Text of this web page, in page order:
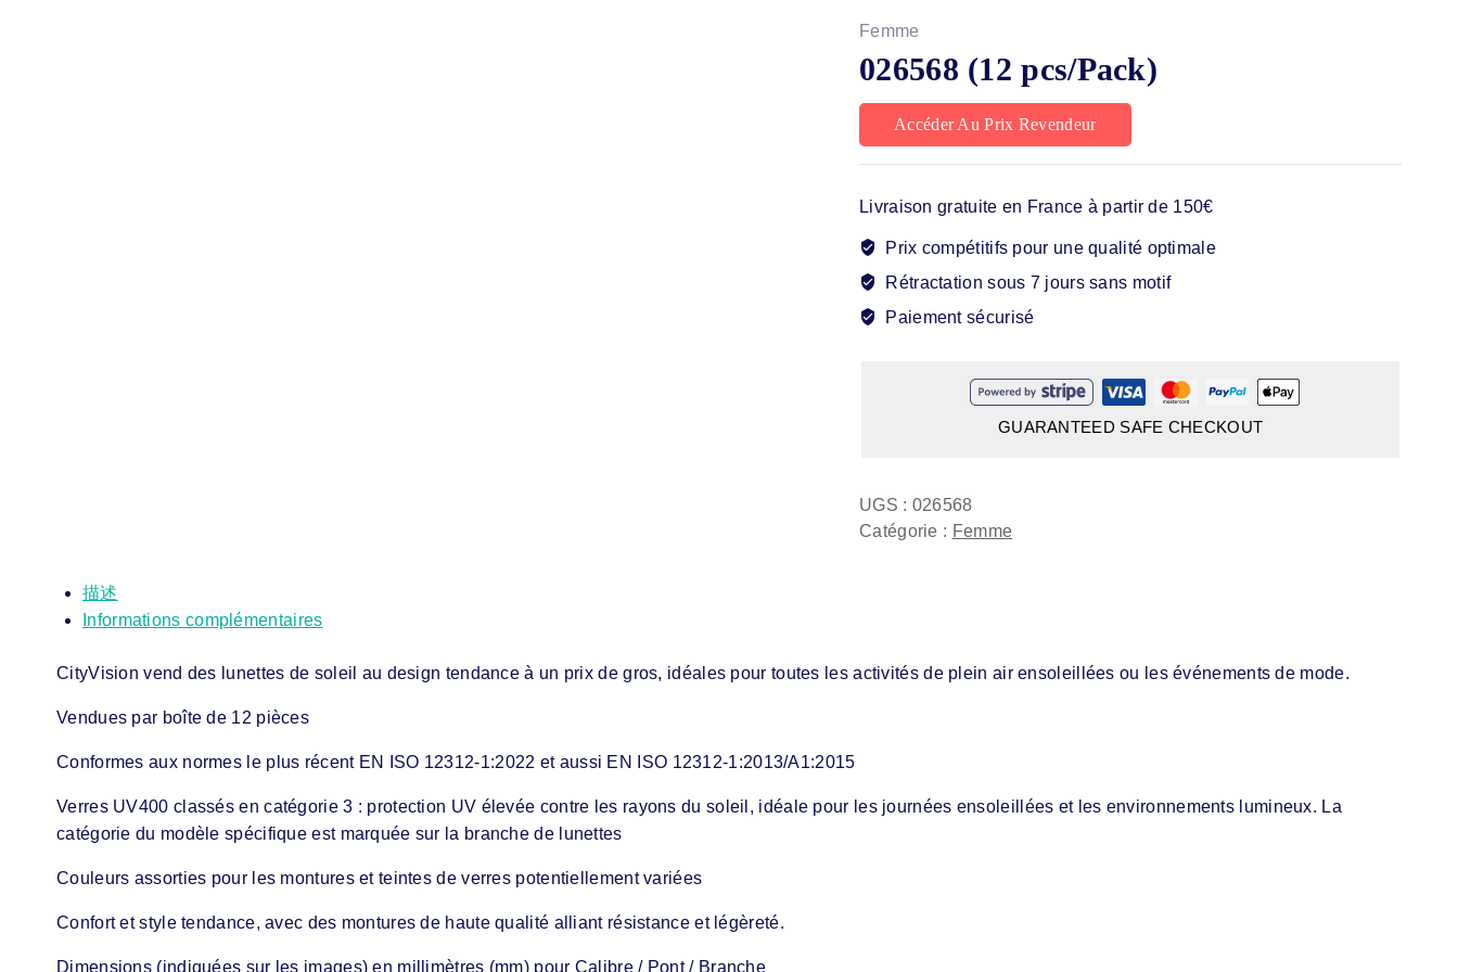
Femme
026568 (12 pcs/Pack)
Accéder Au Prix Revendeur
Livraison gratuite en France à partir de 150€
Prix compétitifs pour une qualité optimale
Rétractation sous 7 jours sans motif
Paiement sécurisé
GUARANTEED SAFE CHECKOUT
UGS : 026568
Catégorie : Femme
描述
Informations complémentaires
CityVision vend des lunettes de soleil au design tendance à un prix de gros, idéales pour toutes les activités de plein air ensoleillées ou les événements de mode.
Vendues par boîte de 12 pièces
Conformes aux normes le plus récent EN ISO 12312-1:2022 et aussi EN ISO 12312-1:2013/A1:2015
Verres UV400 classés en catégorie 3 : protection UV élevée contre les rayons du soleil, idéale pour les journées ensoleillées et les environnements lumineux. La
catégorie du modèle spécifique est marquée sur la branche de lunettes
Couleurs assorties pour les montures et teintes de verres potentiellement variées
Confort et style tendance, avec des montures de haute qualité alliant résistance et légèreté.
Dimensions (indiquées sur les images) en millimètres (mm) pour Calibre / Pont / Branche